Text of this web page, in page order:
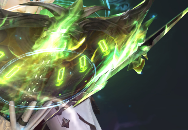
マスク
フルフェイス
頭装備ギミックあり
ネイル
ノースリーブ